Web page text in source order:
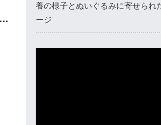
養の様子とぬいぐるみに寄せられ
ージ